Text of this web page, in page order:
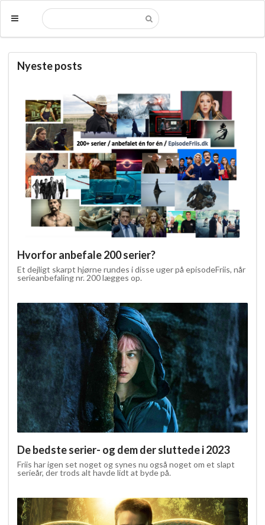
Nyeste posts
Hvorfor anbefale 200 serier?
Et dejligt skarpt hjørne rundes i disse uger på episodeFriis, når
serieanbefaling nr. 200 lægges op.
De bedste serier- og dem der sluttede i 2023
Friis har igen set noget og synes nu også noget om et slapt
serieår, der trods alt havde lidt at byde på.